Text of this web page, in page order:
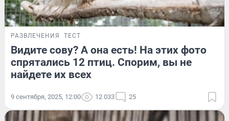
РАЗВЛЕЧЕНИЯ ТЕСТ
Видите сову? А она есть! На этих фото
спрятались 12 птиц. Спорим, вы не
найдете их всех
9 сентября, 2025, 12:00 12 033 25